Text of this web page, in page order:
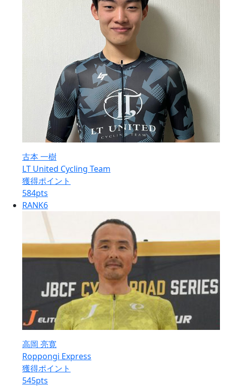
古本 一樹
LT United Cycling Team
獲得ポイント
584pts
RANK6
高岡 亮寛
Roppongi Express
獲得ポイント
545pts